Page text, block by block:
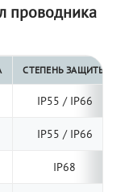
проводника
СТЕПЕНЬ ЗАЩИТЫ
IP55 / IP66
IP55 / IP66
IP68